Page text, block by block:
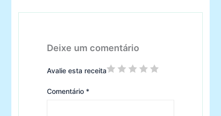
Deixe um comentário
Avalie esta receita
Comentário *